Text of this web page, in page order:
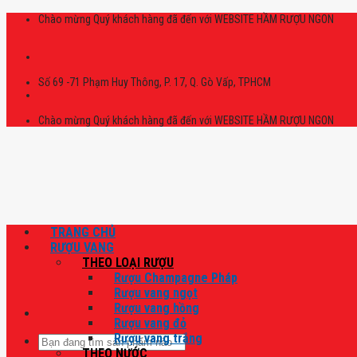
Skip
Chào mừng Quý khách hàng đã đến với WEBSITE HẦM RƯỢU NGON
Số 69 -71 Phạm Huy Thông, P. 17, Q. Gò Vấp, TPHCM
Chào mừng Quý khách hàng đã đến với WEBSITE HẦM RƯỢU NGON
Tìm
TRANG CHỦ
RƯỢU VANG
THEO LOẠI RƯỢU
Rượu Champagne Pháp
Rượu vang ngọt
Rượu vang hồng
Rượu vang đỏ
Rượu vang trắng
THEO NƯỚC